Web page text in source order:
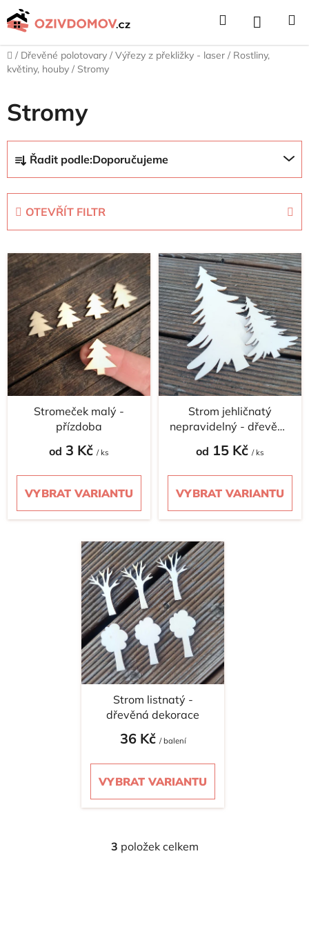
Přejít
na
Hledat NÁKUPNÍ
KOŠÍK
Domů
/ Dřevěné polotovary / Výřezy z překližky - laser / Rostliny,
květiny, houby / Stromy
Stromy
a
z
p
r
o
d
u
k
t
ů
Řadit podle:Doporučujeme
OTEVŘÍT FILTR
V
ý
p
i
s
p
r
o
d
Stromeček malý -
přízdoba
od 3 Kč / ks
VYBRAT VARIANTU
Strom jehličnatý
nepravidelný - dřevěná
dekorace
od 15 Kč / ks
VYBRAT VARIANTU
Strom listnatý -
dřevěná dekorace
36 Kč / balení
VYBRAT VARIANTU
O
3 položek celkem